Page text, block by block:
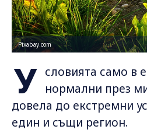
Pixabay.com
У словията само в
нормални през
довела до екстремни
един и същи регион.